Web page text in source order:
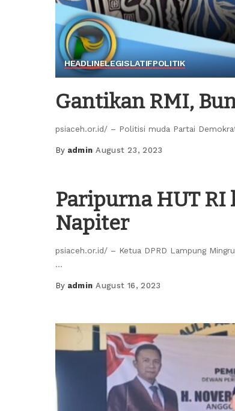
HEADLINELEGISLATIFPOLITIK
Gantikan RMI,
psiaceh.or.id/ – Politisi muda Partai
Posted
By admin August 23, 2023
Paripurna HUT
Napiter
psiaceh.or.id/ – Ketua DPRD Lampung
...
Posted
By admin August 16, 2023